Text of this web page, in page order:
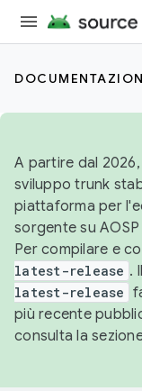
A partire dal
sviluppo trunk
piattaforma per
sorgente su
Per compilare e
latest-release .
latest-release
più recente
consulta la